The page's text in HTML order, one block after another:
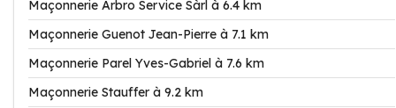
Maçonnerie Arbro Service Sàrl à 6.4 km
Maçonnerie Guenot Jean-Pierre à 7.1 km
Maçonnerie Parel Yves-Gabriel à 7.6 km
Maçonnerie Stauffer à 9.2 km